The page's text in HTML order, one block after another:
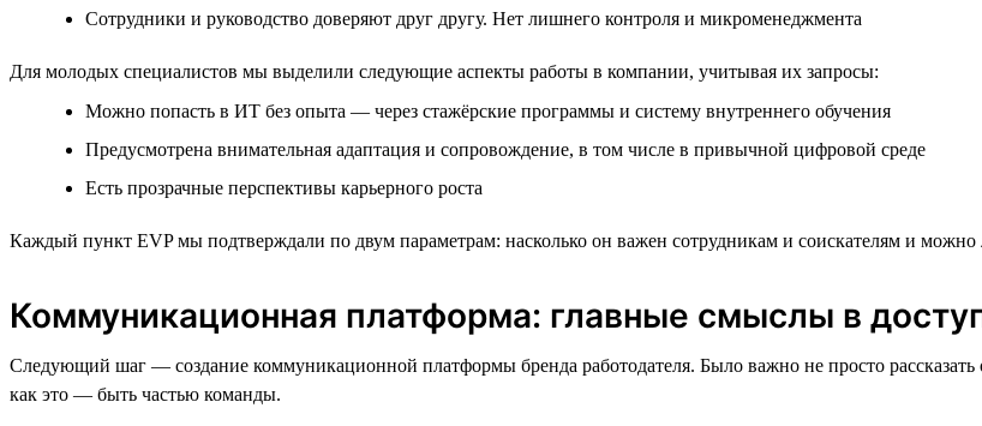
Сотрудники и руководство доверяют друг другу. Нет лишнего контроля и микроменеджмента
Для молодых специалистов мы выделили следующие аспекты работы в компании, учитывая их запросы:
Можно попасть в ИТ без опыта — через стажёрские программы и систему внутреннего обучения
Предусмотрена внимательная адаптация и сопровождение, в том числе в привычной цифровой среде
Есть прозрачные перспективы карьерного роста
Каждый пункт EVP мы подтверждали по двум параметрам: насколько он важен сотрудникам и соискателям и можно
Коммуникационная платформа: главные смыслы в
Следующий шаг — создание коммуникационной платформы бренда работодателя. Было важно не просто рассказать
как это — быть частью команды.